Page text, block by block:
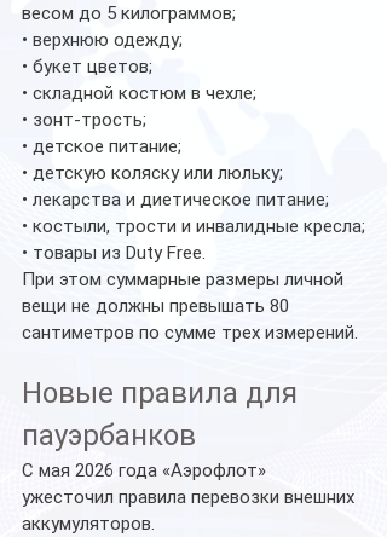
весом до 5 килограммов;
• верхнюю одежду;
• букет цветов;
• складной костюм в чехле;
• зонт-трость;
• детское питание;
• детскую коляску или люльку;
• лекарства и диетическое питание;
• костыли, трости и инвалидные кресла;
• товары из Duty Free.
При этом суммарные размеры личной
вещи не должны превышать 80
сантиметров по сумме трех измерений.
Новые правила для
пауэрбанков
С мая 2026 года «Аэрофлот»
ужесточил правила перевозки внешних
аккумуляторов.